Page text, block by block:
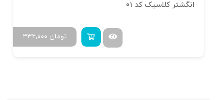
انگشتر کلاسیک کد 01
۴۳۲,۰۰۰ تومان